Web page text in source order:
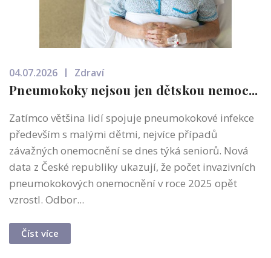
04.07.2026 Zdraví
Pneumokoky nejsou jen dětskou nemoc...
Zatímco většina lidí spojuje pneumokokové infekce
především s malými dětmi, nejvíce případů
závažných onemocnění se dnes týká seniorů. Nová
data z České republiky ukazují, že počet invazivních
pneumokokových onemocnění v roce 2025 opět
vzrostl. Odbor...
Číst více